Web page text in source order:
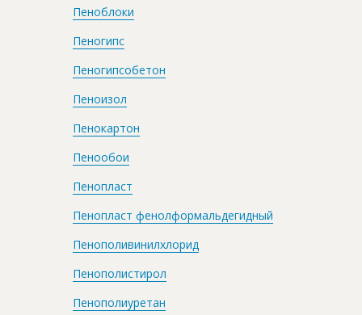
Пеноблоки
Пеногипс
Пеногипсобетон
Пеноизол
Пенокартон
Пенообои
Пенопласт
Пенопласт фенолформальдегидный
Пенополивинилхлорид
Пенополистирол
Пенополиуретан